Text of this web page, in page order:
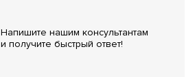
Напишите нашим консультантам
и получите быстрый ответ!